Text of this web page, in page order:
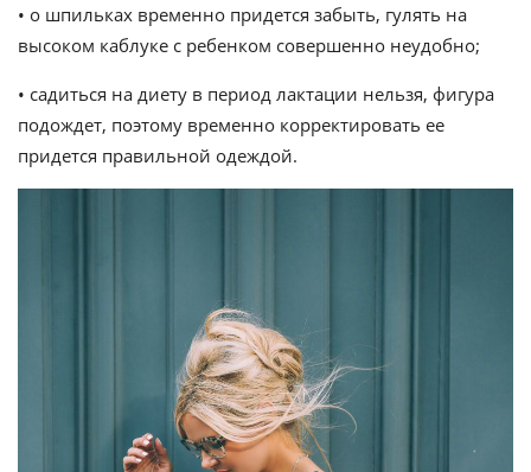
• о шпильках временно придется забыть, гулять на
высоком каблуке с ребенком совершенно неудобно;
• садиться на диету в период лактации нельзя, фигура
подождет, поэтому временно корректировать ее
придется правильной одеждой.